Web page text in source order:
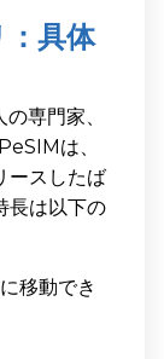
具体
専門家、
は、
ースしたば
長は以下の
移動でき